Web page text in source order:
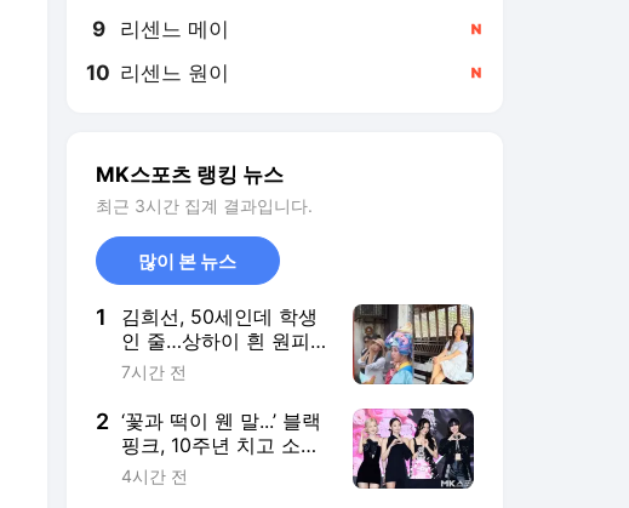
9 리센느 메이
10 리센느 원이
MK스포츠 랭킹 뉴스
최근 3시간 집계 결과입니다.
많이 본 뉴스
1
김희선, 50세인데 학생
인 줄…상하이 흰 원피
스에 ‘여행 기록’
7시간 전
2 ‘꽃과 떡이 웬 말...’ 블랙
핑크, 10주년 치고 소박
한 역조공 “이게 최선이
4시간 전